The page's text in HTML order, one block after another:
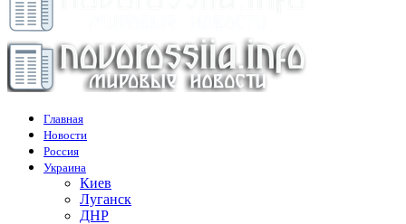
Главная
Новости
Россия
Украина
Киев
Луганск
ДНР